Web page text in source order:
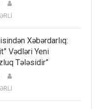
Xəbərdarlıq:
Vədləri Yeni
Tələsidir”